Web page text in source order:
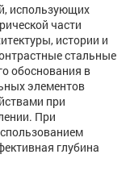
использующих
части
истории и
стальные
обоснования в
элементов
при
При
глубина